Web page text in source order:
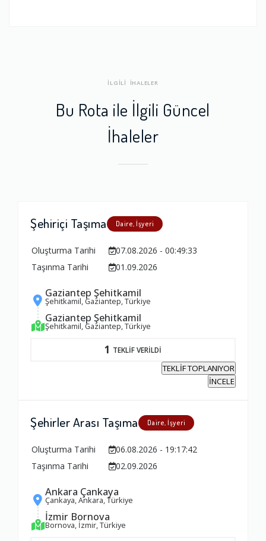
İLGİLİ İHALELER
Bu Rota ile İlgili Güncel
İhaleler
Şehiriçi Taşıma Daire, İşyeri
Oluşturma Tarihi
07.08.2026 - 00:49:33
Taşınma Tarihi
01.09.2026
Gaziantep Şehitkamil
Şehitkamil, Gaziantep, Türkiye
Gaziantep Şehitkamil
Şehitkamil, Gaziantep, Türkiye
1 TEKLİF VERİLDİ
TEKLİF TOPLANIYOR
İNCELE
Şehirler Arası Taşıma Daire, İşyeri
Oluşturma Tarihi
06.08.2026 - 19:17:42
Taşınma Tarihi
02.09.2026
Ankara Çankaya
Çankaya, Ankara, Türkiye
İzmir Bornova
Bornova, İzmir, Türkiye